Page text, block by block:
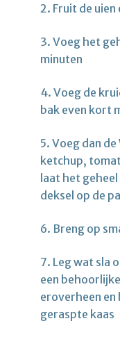
2. Fruit de
3. Voeg het
minuten
4. Voeg de
bak even kort
5. Voeg dan
ketchup,
laat het
deksel op de
6. Breng op
7. Leg wat sla
een
eroverheen
geraspte kaas